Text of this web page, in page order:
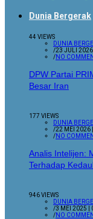
Dunia Bergerak
44 VIEWS
DUNIA
/23 JULI
/NO
DPW Partai
Besar Iran
177 VIEWS
DUNIA
/22 MEI 2026
/NO
Analis Intelijen:
Terhadap
946 VIEWS
DUNIA
/3 MEI 2025 |
/NO